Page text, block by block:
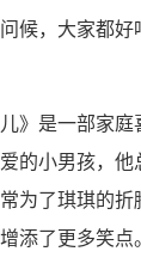
候，大家都
儿》是一部家
的小男孩，
为了琪琪的
添了更多笑点